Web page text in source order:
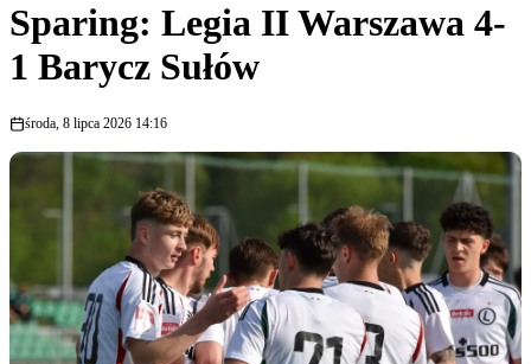
Sparing: Legia II Warszawa 4-
1 Barycz Sułów
środa, 8 lipca 2026 14:16